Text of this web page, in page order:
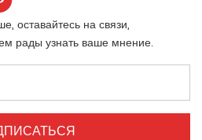
оставайтесь на связи,
рады узнать ваше мнение.